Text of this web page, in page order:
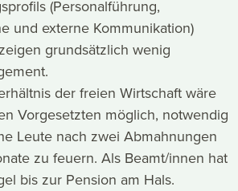
(Personalführung,
und externe Kommunikation)
grundsätzlich wenig
der freien Wirtschaft wäre
Vorgesetzten möglich, notwendig
Leute nach zwei Abmahnungen
zu feuern. Als Beamt/innen hat
bis zur Pension am Hals.